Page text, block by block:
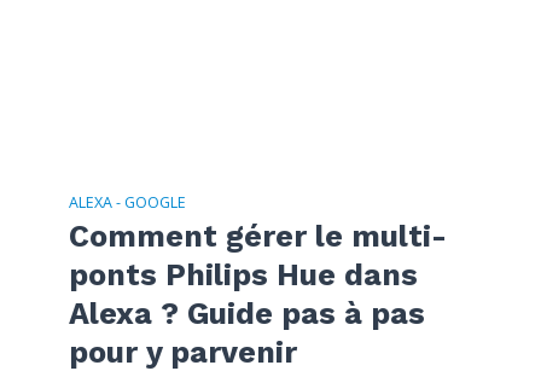
ALEXA - GOOGLE
Comment gérer le multi-
ponts Philips Hue dans
Alexa ? Guide pas à pas
pour y parvenir